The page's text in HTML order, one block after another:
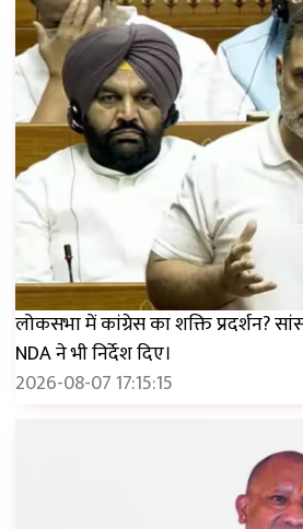
लोकसभा में कांग्रेस का शक्ति प्रदर्शन?
NDA ने भी निर्देश दिए।
2026-08-07 17:15:15